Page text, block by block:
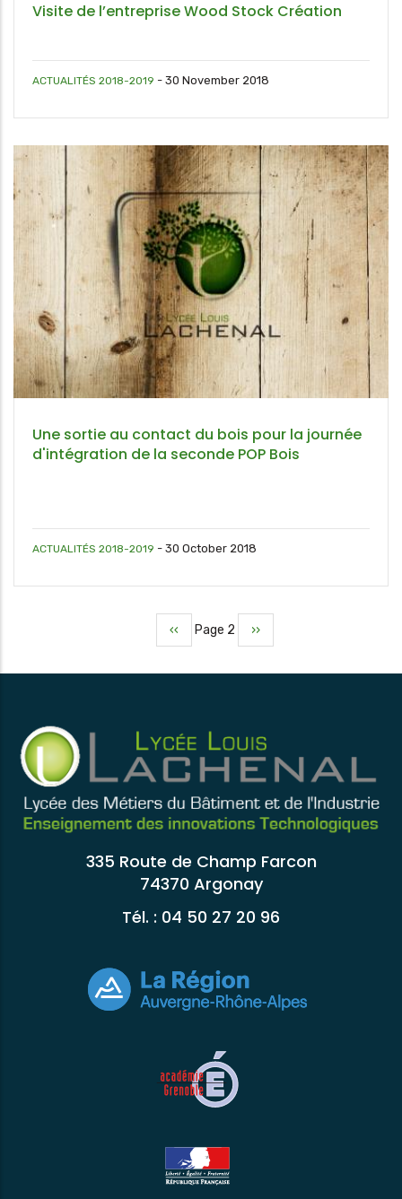
Visite de l’entreprise Wood Stock Création
ACTUALITÉS 2018-2019 - 30 November 2018
Une sortie au contact du bois pour la journée
d'intégration de la seconde POP Bois
ACTUALITÉS 2018-2019 - 30 October 2018
Page
‹‹ Page 2
Page
››
335 Route de Champ Farcon
74370 Argonay
Tél. : 04 50 27 20 96